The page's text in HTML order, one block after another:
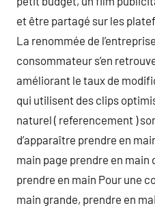
et être partagé sur les
La renommée de
consommateur s’en
améliorant le taux de
qui utilisent des clips
naturel ( referencement )
d’apparaître prendre en
main page prendre en
prendre en main Pour une
main grande, prendre en